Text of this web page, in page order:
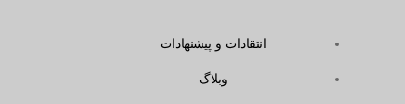
انتقادات و پیشنهادات
وبلاگ